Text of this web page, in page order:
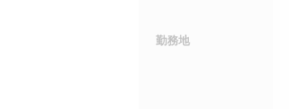
勤務地